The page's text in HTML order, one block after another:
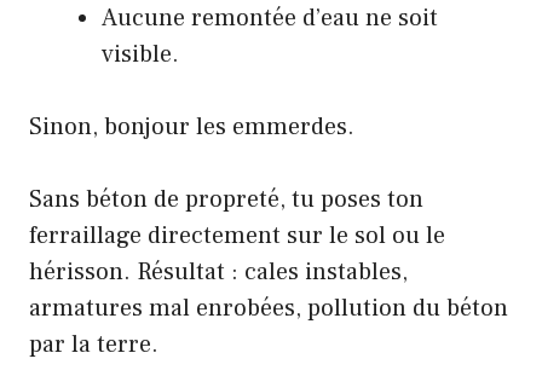
Aucune remontée d’eau ne soit
visible.
Sinon, bonjour les emmerdes.
Sans béton de propreté, tu poses ton
ferraillage directement sur le sol ou le
hérisson. Résultat : cales instables,
armatures mal enrobées, pollution du béton
par la terre.